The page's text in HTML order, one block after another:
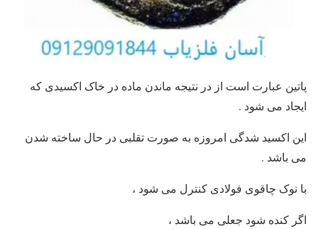
پاتین عبارت است از در نتیجه ماندن ماده در خاک اکسیدی که
ایجاد می شود .
این اکسید شدگی امروزه به صورت تقلبی در حال ساخته شدن
می باشد .
با نوک چاقوی فولادی کنترل می شود ،
اگر کنده شود جعلی می باشد ،